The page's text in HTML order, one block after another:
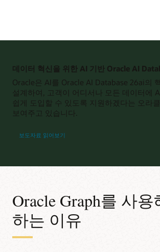
데이터 혁신을 위한 AI 기반 Oracle AI
Oracle은 AI를 Oracle AI Database 26ai의
설계하여, 고객이 어디서나 모든 데이터에
쉽게 도입할 수 있도록 지원하겠다는 오라
보여주고 있습니다.
보도자료 읽어보기
Oracle Graph를 사
하는 이유